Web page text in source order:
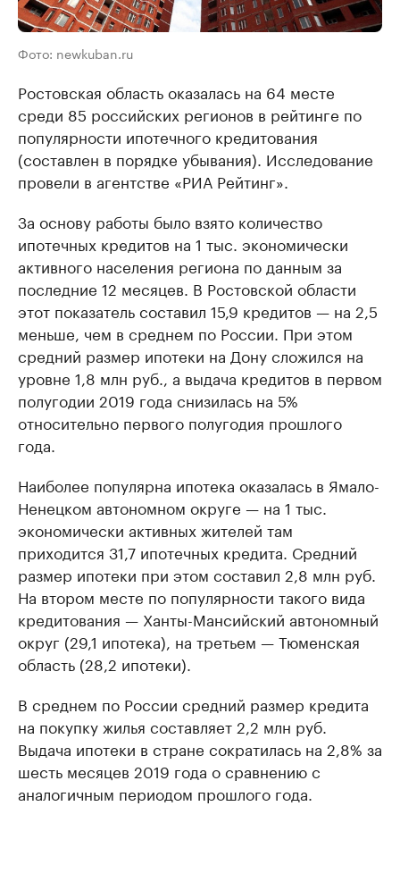
Фото: newkuban.ru
Ростовская область оказалась на 64 месте
среди 85 российских регионов в рейтинге по
популярности ипотечного кредитования
(составлен в порядке убывания). Исследование
провели в агентстве «РИА Рейтинг».
За основу работы было взято количество
ипотечных кредитов на 1 тыс. экономически
активного населения региона по данным за
последние 12 месяцев. В Ростовской области
этот показатель составил 15,9 кредитов — на 2,5
меньше, чем в среднем по России. При этом
средний размер ипотеки на Дону сложился на
уровне 1,8 млн руб., а выдача кредитов в первом
полугодии 2019 года снизилась на 5%
относительно первого полугодия прошлого
года.
Наиболее популярна ипотека оказалась в Ямало-
Ненецком автономном округе — на 1 тыс.
экономически активных жителей там
приходится 31,7 ипотечных кредита. Средний
размер ипотеки при этом составил 2,8 млн руб.
На втором месте по популярности такого вида
кредитования — Ханты-Мансийский автономный
округ (29,1 ипотека), на третьем — Тюменская
область (28,2 ипотеки).
В среднем по России средний размер кредита
на покупку жилья составляет 2,2 млн руб.
Выдача ипотеки в стране сократилась на 2,8% за
шесть месяцев 2019 года о сравнению с
аналогичным периодом прошлого года.